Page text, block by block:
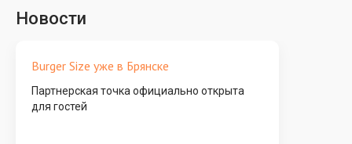
Новости
Burger Size уже в Брянске
Партнерская точка официально открыта
для гостей